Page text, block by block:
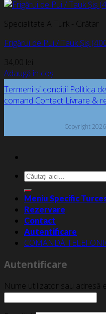
Specialitate A Turk - Grătar
Frigărui de Pui / Tauk Șiș
34,00 lei
Adaugă în coș
Termeni si conditii Politica
comand Contact Livrare &
Copyright
Caută
după:
Meniu Specific
Rezervare
Contact
Autentificare
COMANDĂ
Autentificare
Nume utilizator sau adresă